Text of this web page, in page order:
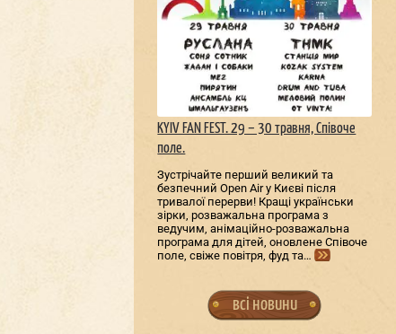
KYIV FAN FEST. 29 – 30 травня, Співоче
поле.
Зустрічайте перший великий та
безпечний Open Air у Києві після
тривалої перерви! Кращі українськи
зірки, розважальна програма з
ведучим, анімаційно-розважальна
програма для дітей, оновлене Співоче
поле, свіже повітря, фуд та…
всі новини